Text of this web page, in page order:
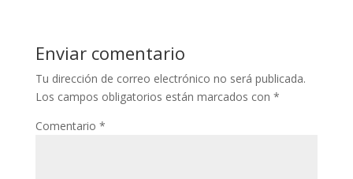
Enviar comentario
Tu dirección de correo electrónico no será publicada.
Los campos obligatorios están marcados con *
Comentario *